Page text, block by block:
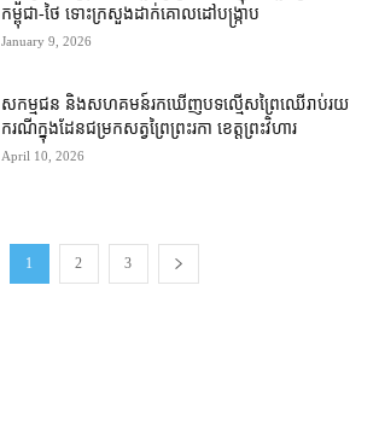
កម្ពុជា-ថៃ ទោះ​ក្រសួង​ដាក់​គោលដៅ​បង្ក្រាប
January 9, 2026
សកម្មជន និង​សហគមន៍​រក​ឃើញ​បទល្មើស​ព្រៃឈើ​រាប់​រយ​​
ករណី​​ក្នុង​ដែន​ជម្រក​សត្វព្រៃ​ព្រះរកា ខេត្ត​ព្រះវិហារ
April 10, 2026
1 2 3